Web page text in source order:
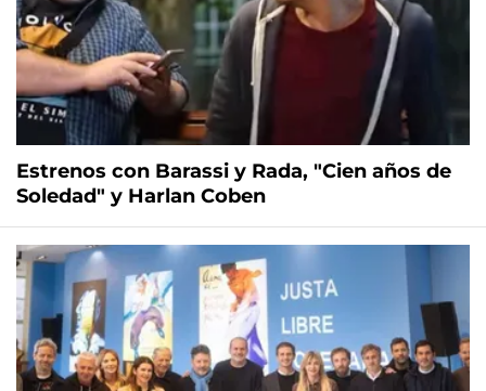
Estrenos con Barassi y Rada, "Cien años de
Soledad" y Harlan Coben